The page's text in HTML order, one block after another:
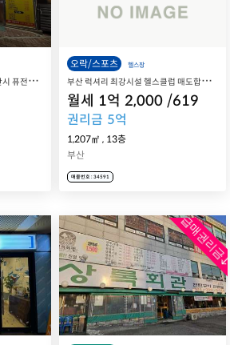
★
공실 권리금인하★ 충남 아산시 퓨전요리전문 맥주 호프집 퓨전앤비어 매장 매매 양도
오락/스포츠 헬스장
부
산 럭셔리 최강시설 헬스클럽 매도합니다.
월세 1억 2,000 /619
권리금 5억
1,207㎡ , 13층
부산
매물번호 : 34591
급매권리금↓